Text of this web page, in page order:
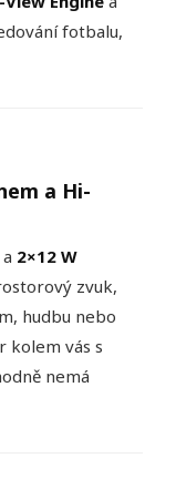
fotbalu,
a Hi-
a 2×12 W
zvuk,
hudbu nebo
kolem vás s
nemá